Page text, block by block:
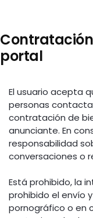
portal
El usuario acepta
personas
contratación de
anunciante. En
responsabilidad
conversaciones o
Está prohibido, la
prohibido el envío
pornográfico o en